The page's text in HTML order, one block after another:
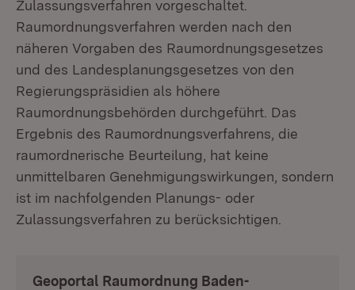
Zulassungsverfahren vorgeschaltet.
Raumordnungsverfahren werden nach den
näheren Vorgaben des Raumordnungsgesetzes
und des Landesplanungsgesetzes von den
Regierungspräsidien als höhere
Raumordnungsbehörden durchgeführt. Das
Ergebnis des Raumordnungsverfahrens, die
raumordnerische Beurteilung, hat keine
unmittelbaren Genehmigungswirkungen, sondern
ist im nachfolgenden Planungs- oder
Zulassungsverfahren zu berücksichtigen.
Geoportal Raumordnung Baden-